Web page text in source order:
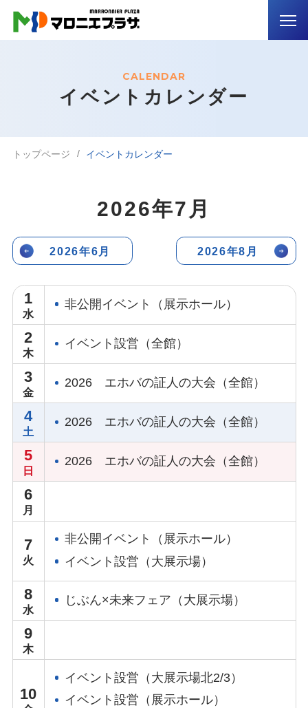
CALENDAR
イベントカレンダー
トップページ イベントカレンダー
2026年6月
2026年7月
2026年8月
1 非公開イベント（展示ホール）
2 イベント設営（全館）
3 2026 エホバの証人の大会（全館）
4 2026 エホバの証人の大会（全館）
5 2026 エホバの証人の大会（全館）
6
7
非公開イベント（展示ホール）
イベント設営（大展示場）
8 じぶん×未来フェア（大展示場）
9
10
イベント設営（大展示場北2/3）
イベント設営（展示ホール）